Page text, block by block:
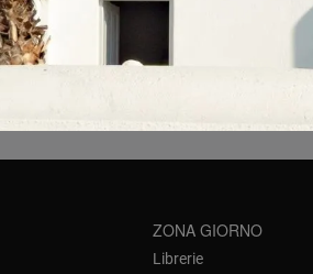
dei nostri consulenti puoi trovare
. Noi lavoriamo instancabilmente per
e realizzabili su misura.
ZONA GIORNO
Librerie